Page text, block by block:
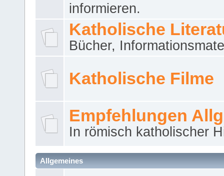
informieren.
Katholische
Bücher,
Katholische Filme
Empfehlungen
In römisch katholischer
Allgemeines